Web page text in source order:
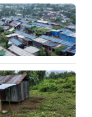
পাসের হারে অনন্য
আগুন: ১৬ বাংলাদেশী